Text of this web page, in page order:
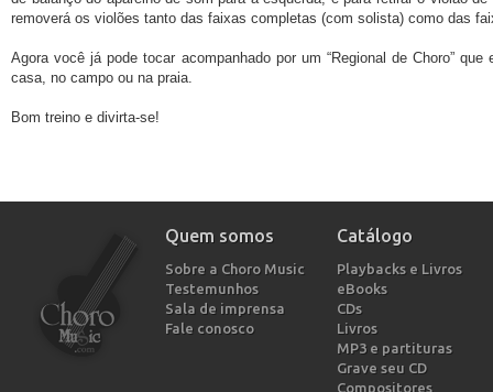
removerá os violões tanto das faixas completas (com solista) como das
Agora você já pode tocar acompanhado por um “Regional de Choro”
casa, no campo ou na praia.
Bom treino e divirta-se!
Quem somos
Sobre a Choro Music
Testemunhos
Sala de imprensa
Fale conosco
Catálogo
Playbacks e Livros
eBooks
CDs
Livros
MP3 e partituras
Grave seu CD
Compositores